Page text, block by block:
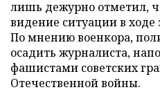
лишь дежурно отметил,
видение ситуации в ходе
По мнению военкора,
осадить журналиста,
фашистами советских
Отечественной войны.